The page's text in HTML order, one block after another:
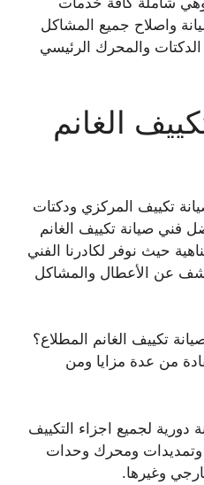
واصلاح جميع المشاكل
والمحرك الرئيسي
الغانم
تكييف المركزي ودكتات
فني صيانة تكييف الغانم
حيث نوفر لكادرنا الفني
عن الأعطال والمشاكل
تكييف الغانم المطلاع؟
من عدة مزايا ومن
دورية لجميع اجزاء التكييف
ومحرك وحدات
وغيرها.